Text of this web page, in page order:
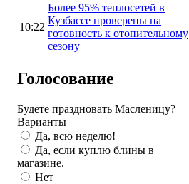
10:22
Более 95% теплосетей в
Кузбассе проверены на
готовность к отопительному
сезону
Голосование
Будете праздновать Масленицу?
Варианты
Да, всю неделю!
Да, если куплю блины в
магазине.
Нет